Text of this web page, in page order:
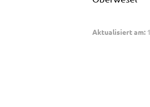
Aktualisiert am: